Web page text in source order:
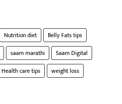
Nutrition diet
Belly Fats tips
saam marathi
Saam Digital
Health care tips
weight loss